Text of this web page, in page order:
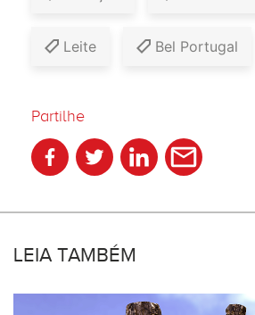
Leite Bel Portugal
Partilhe
LEIA TAMBÉM